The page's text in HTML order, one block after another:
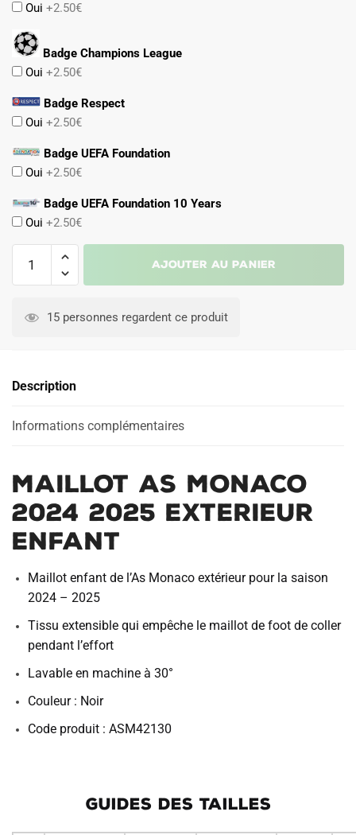
Oui +2.50€
Badge Champions League
Oui +2.50€
Badge Respect
Oui +2.50€
Badge UEFA Foundation
Oui +2.50€
Badge UEFA Foundation 10 Years
Oui +2.50€
Exterieur
Ajouter au panier
15 personnes regardent ce produit
Description
Informations complémentaires
Maillot AS Monaco
2024 2025 Exterieur
Enfant
Maillot enfant de l’As Monaco extérieur pour la saison
2024 – 2025
Tissu extensible qui empêche le maillot de foot de coller
pendant l’effort
Lavable en machine à 30°
Couleur : Noir
Code produit : ASM42130
GUIDES DES TAILLES